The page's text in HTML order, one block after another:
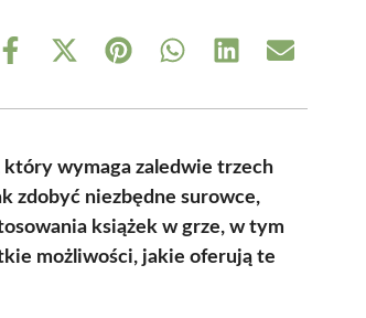
Share
Share
(Twitter)
Share Share Share Share
który wymaga zaledwie trzech
zdobyć niezbędne surowce,
książek w grze, w tym
możliwości, jakie oferują te